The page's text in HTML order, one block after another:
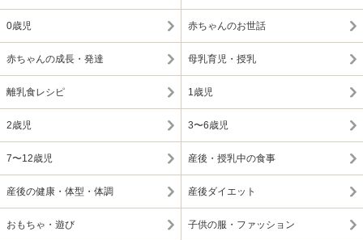
0歳児 赤ちゃんのお世話
赤ちゃんの成長・発達 母乳育児・授乳
離乳食レシピ 1歳児
2歳児 3〜6歳児
7〜12歳児 産後・授乳中の食事
産後の健康・体型・体調 産後ダイエット
おもちゃ・遊び 子供の服・ファッション